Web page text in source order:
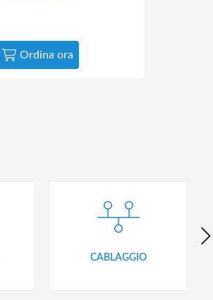
Ordina ora
CABLAGGIO